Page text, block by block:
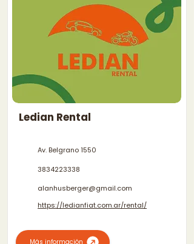
Ledian Rental
Av. Belgrano 1550
3834223338
alanhusberger@gmail.com
https://ledianfiat.com.ar/rental/
Más información